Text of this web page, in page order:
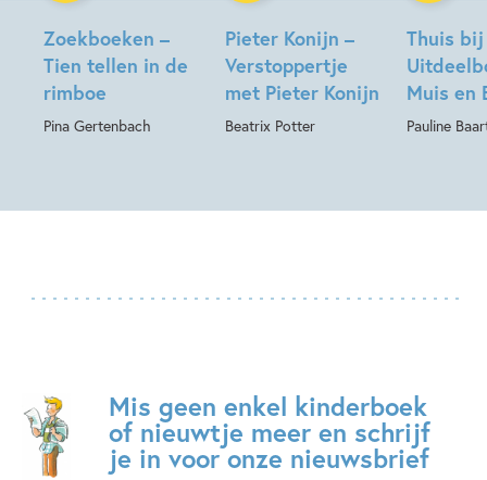
Zoekboeken –
Tien tellen in de
rimboe
Pina Gertenbach
Pieter Konijn –
Verstoppertje
met Pieter Konijn
Beatrix Potter
Thuis
Muis en
Pauline
Mis geen enkel kinderboek
of nieuwtje meer en schrijf
je in voor onze nieuwsbrief